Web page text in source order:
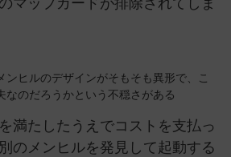
マップカードが排除されてしま
ンヒルのデザインがそもそも異形で、こ
なのだろうかという不穏さがある
満たしたうえでコストを支払っ
のメンヒルを発見して起動する